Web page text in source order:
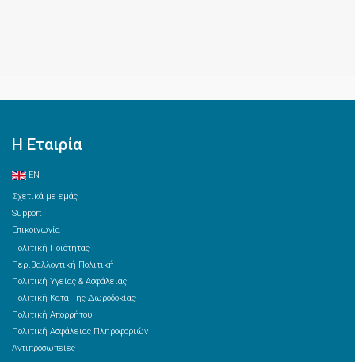
Η Εταιρία
EN
Σχετικά με εμάς
Support
Επικοινωνία
Πολιτική Ποιότητας
Περιβαλλοντική Πολιτική
Πολιτική Υγείας & Ασφάλειας
Πολιτική Κατά Της Δωροδοκίας
Πολιτική Απορρήτου
Πολιτική Ασφάλειας Πληροφοριών
Αντιπροσωπείες